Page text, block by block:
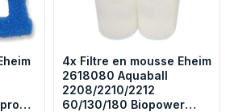
4x Filtre en mousse Eheim
2618080 Aquaball
2208/2210/2212
60/130/180 Biopower